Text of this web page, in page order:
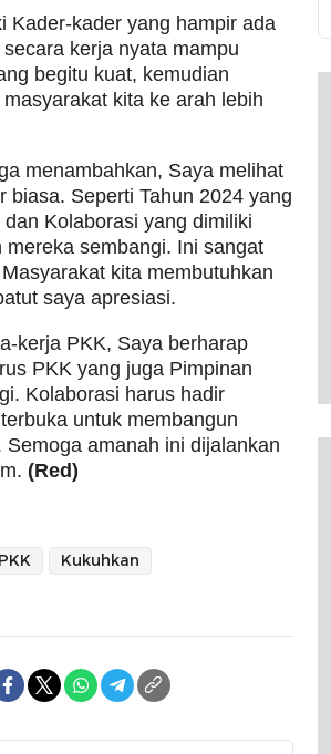
Kader-kader yang hampir ada
kerja nyata mampu
begitu kuat, kemudian
kita ke arah lebih
menambahkan, Saya melihat
biasa. Seperti Tahun 2024 yang
Kolaborasi yang dimiliki
sembangi. Ini sangat
kita membutuhkan
saya apresiasi.
kerja PKK, Saya berharap
PKK yang juga Pimpinan
Kolaborasi harus hadir
untuk membangun
amanah ini dijalankan
(Red)
Kukuhkan